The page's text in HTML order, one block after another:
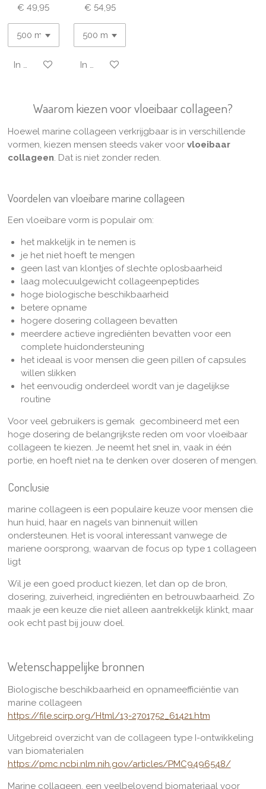
€ 49,95
In winkelwagen
€ 54,95
In winkelwagen
Waarom kiezen voor vloeibaar collageen?
Hoewel marine collageen verkrijgbaar is in verschillende
vormen, kiezen mensen steeds vaker voor vloeibaar
collageen. Dat is niet zonder reden.
Voordelen van vloeibare marine collageen
Een vloeibare vorm is populair om:
het makkelijk in te nemen is
je het niet hoeft te mengen
geen last van klontjes of slechte oplosbaarheid
laag molecuulgewicht collageenpeptides
hoge biologische beschikbaarheid
betere opname
hogere dosering collageen bevatten
meerdere actieve ingrediënten bevatten voor een
complete huidondersteuning
het ideaal is voor mensen die geen pillen of capsules
willen slikken
het eenvoudig onderdeel wordt van je dagelijkse
routine
Voor veel gebruikers is gemak gecombineerd met een
hoge dosering de belangrijkste reden om voor vloeibaar
collageen te kiezen. Je neemt het snel in, vaak in één
portie, en hoeft niet na te denken over doseren of mengen.
Conclusie
marine collageen is een populaire keuze voor mensen die
hun huid, haar en nagels van binnenuit willen
ondersteunen. Het is vooral interessant vanwege de
mariene oorsprong, waarvan de focus op type 1 collageen
ligt
Wil je een goed product kiezen, let dan op de bron,
dosering, zuiverheid, ingrediënten en betrouwbaarheid. Zo
maak je een keuze die niet alleen aantrekkelijk klinkt, maar
ook echt past bij jouw doel.
Wetenschappelijke bronnen
Biologische beschikbaarheid en opnameefficiëntie van
marine collageen
https://file.scirp.org/Html/13-2701752_61421.htm
Uitgebreid overzicht van de collageen type I-ontwikkeling
van biomaterialen
https://pmc.ncbi.nlm.nih.gov/articles/PMC9496548/
Marine collageen, een veelbelovend biomateriaal voor